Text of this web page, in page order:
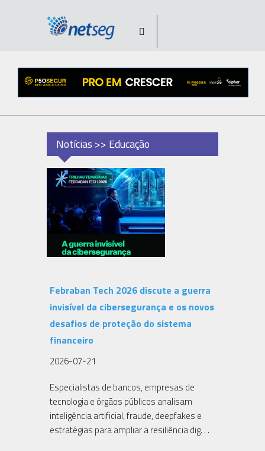
Notícias >> Educação
Febraban Tech 2026 discute a guerra
invisível da cibersegurança e os novos
desafios de proteção do sistema
financeiro
2026-07-21
Especialistas de bancos, empresas de
tecnologia e órgãos públicos analisam
inteligência artificial, fraude, deepfakes e
estratégias para ampliar a resiliência dig. . .